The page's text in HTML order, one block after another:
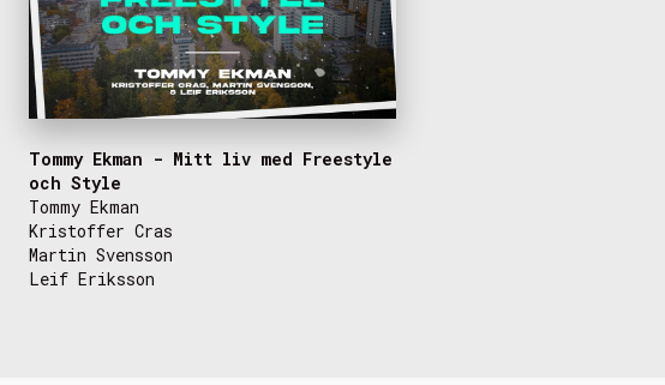
Tommy Ekman - Mitt liv med Freestyle
och Style
Tommy Ekman
Kristoffer Cras
Martin Svensson
Leif Eriksson